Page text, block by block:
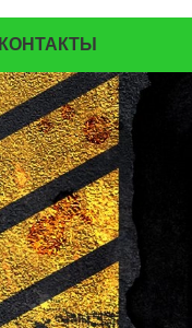
КОНТАКТЫ